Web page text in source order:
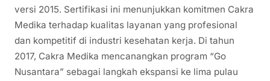
versi 2015. Sertifikasi ini menunjukkan komitmen Cakra
Medika terhadap kualitas layanan yang profesional
dan kompetitif di industri kesehatan kerja. Di tahun
2017, Cakra Medika mencanangkan program “Go
Nusantara” sebagai langkah ekspansi ke lima pulau